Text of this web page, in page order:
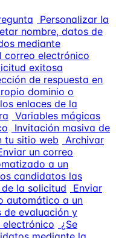
Personalizar la
nombre, datos de
mediante
correo electrónico
exitosa
de respuesta en
dominio o
enlaces de la
Variables mágicas
Invitación masiva de
tu sitio web
Archivar
un correo
a un
candidatos las
la solicitud
Enviar
automático a un
de evaluación y
¿Se